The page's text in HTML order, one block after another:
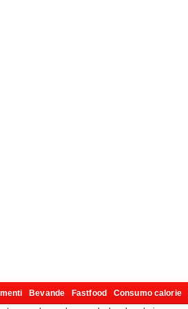
Bevande Fastfood Consumo calorie